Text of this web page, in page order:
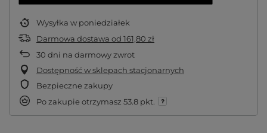
Wysyłka w poniedziałek
Darmowa dostawa od 161,80 zł
30 dni na darmowy zwrot
Dostępność w sklepach stacjonarnych
Bezpieczne zakupy
Po zakupie otrzymasz 53.8 pkt.